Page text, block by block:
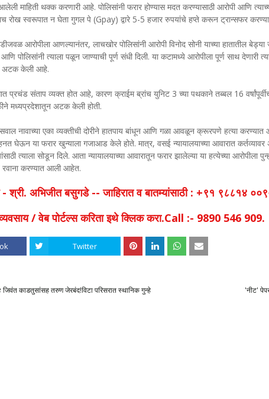
माहिती थक्क करणारी आहे. पोलिसांनी फरार होण्यास मदत करण्यासाठी आरोपी आणि
रोख स्वरूपात न घेता गुगल पे (Gpay) द्वारे 5-5 हजार रुपयांचे हप्ते करून ट्रान्सफर
आरोपीला आणल्यानंतर, लाचखोर पोलिसांनी आरोपी विनोद सोनी याच्या हातातील
पोलिसांनी त्याला पळून जाण्याची पूर्ण संधी दिली. या कटामध्ये आरोपीला पूर्ण साथ देणारी
अटक केली आहे.
प्रचंड संताप व्यक्त होत आहे, कारण क्राईम ब्रांच युनिट 3 च्या पथकाने तब्बल 16
मध्यप्रदेशातून अटक केली होती.
नावाच्या एका व्यक्तीची दोरीने हातपाय बांधून आणि गळा आवळून क्रूरपणे हत्या
घेऊन या फरार खुन्याला गजाआड केले होते. मात्र, वसई न्यायालयाच्या आवारात कर्तव्यावर
त्याला सोडून दिले. आता न्यायालयाच्या आवारातून फरार झालेल्या या हत्येच्या आरोपीला
करण्यात आली आहेत.
- श्री. अभिजीत बसुगडे -- जाहिरात व बातम्यांसाठी : +९१ ९८८१४
/ वेब पोर्टल्स करिता इथे क्लिक करा.Call :- 9890 546 909.
Twitter
'नीट'
काडतुसांसह तरुण जेरबंद!विटा परिसरात स्थानिक गुन्हे